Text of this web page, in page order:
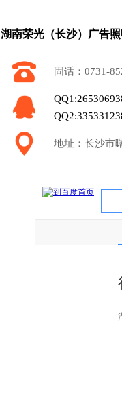
湖南荣光（长沙）广告
固话：0731-
地址：长沙市